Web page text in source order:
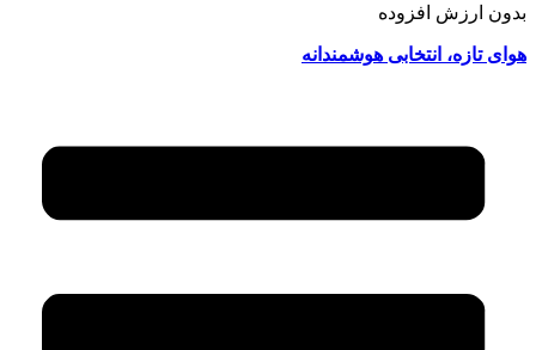
بدون ارزش افزوده
هوای تازه، انتخابی هوشمندانه